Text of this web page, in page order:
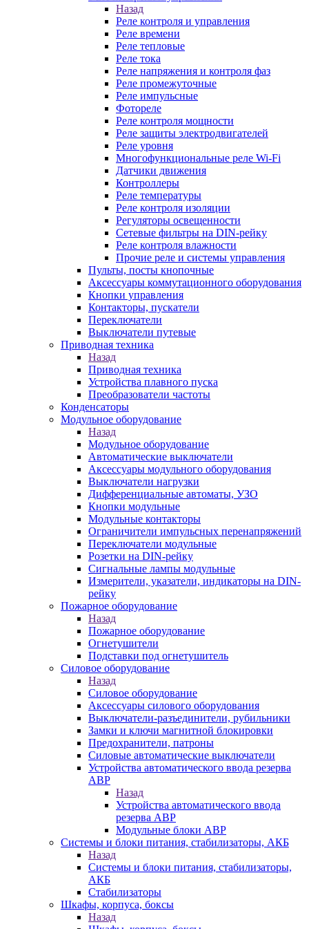
Назад
Реле контроля и управления
Реле времени
Реле тепловые
Реле тока
Реле напряжения и контроля фаз
Реле промежуточные
Реле импульсные
Фотореле
Реле контроля мощности
Реле защиты электродвигателей
Реле уровня
Многофункциональные реле Wi-Fi
Датчики движения
Контроллеры
Реле температуры
Реле контроля изоляции
Регуляторы освещенности
Сетевые фильтры на DIN-рейку
Реле контроля влажности
Прочие реле и системы управления
Пульты, посты кнопочные
Аксессуары коммутационного оборудования
Кнопки управления
Контакторы, пускатели
Переключатели
Выключатели путевые
Приводная техника
Назад
Приводная техника
Устройства плавного пуска
Преобразователи частоты
Конденсаторы
Модульное оборудование
Назад
Модульное оборудование
Автоматические выключатели
Аксессуары модульного оборудования
Выключатели нагрузки
Дифференциальные автоматы, УЗО
Кнопки модульные
Модульные контакторы
Ограничители импульсных перенапряжений
Переключатели модульные
Розетки на DIN-рейку
Сигнальные лампы модульные
Измерители, указатели, индикаторы на DIN-
рейку
Пожарное оборудование
Назад
Пожарное оборудование
Огнетушители
Подставки под огнетушитель
Силовое оборудование
Назад
Силовое оборудование
Аксессуары силового оборудования
Выключатели-разъединители, рубильники
Замки и ключи магнитной блокировки
Предохранители, патроны
Силовые автоматические выключатели
Устройства автоматического ввода резерва
АВР
Назад
Устройства автоматического ввода
резерва АВР
Модульные блоки АВР
Системы и блоки питания, стабилизаторы, АКБ
Назад
Системы и блоки питания, стабилизаторы,
АКБ
Стабилизаторы
Шкафы, корпуса, боксы
Назад